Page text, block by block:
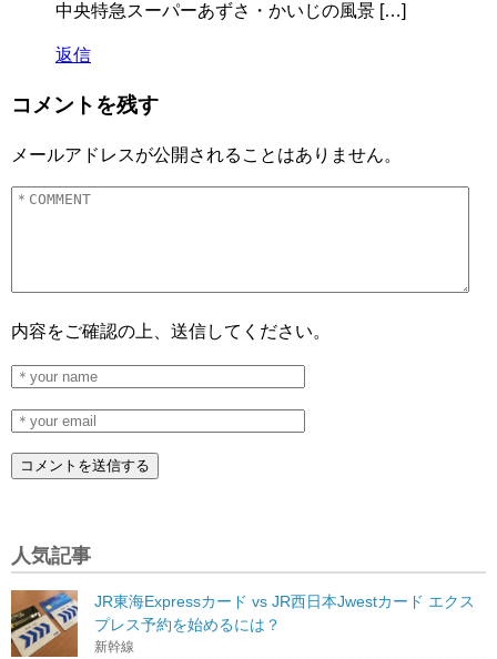
中央特急スーパーあずさ・かいじの風景 […]
返信
コメントを残す
メールアドレスが公開されることはありません。
内容をご確認の上、送信してください。
人気記事
JR東海Expressカード vs JR西日本Jwestカード エクス
プレス予約を始めるには？
新幹線